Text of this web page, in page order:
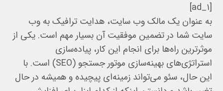
[ad_۱]
به عنوان یک مالک وب سایت، هدایت ترافیک به وب
سایت شما در تضمین موفقیت آن بسیار مهم است. یکی از
موثرترین راه‌ها برای انجام این کار، پیاده‌سازی
استراتژی‌های بهینه‌سازی موتور جستجو (SEO) است. با
این حال، سئو می‌تواند زمینه‌ای پیچیده و همیشه در حال